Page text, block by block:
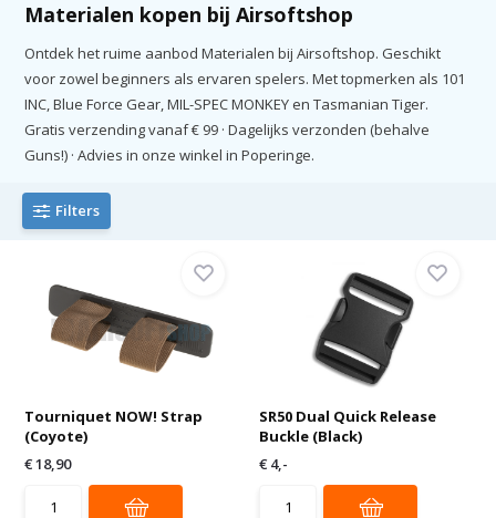
Materialen kopen bij Airsoftshop
Ontdek het ruime aanbod Materialen bij Airsoftshop. Geschikt
voor zowel beginners als ervaren spelers. Met topmerken als 101
INC, Blue Force Gear, MIL-SPEC MONKEY en Tasmanian Tiger.
Gratis verzending vanaf € 99 · Dagelijks verzonden (behalve
Guns!) · Advies in onze winkel in Poperinge.
Filters
Tourniquet NOW! Strap
(Coyote)
€ 18,90
SR50 Dual Quick Release
Buckle (Black)
€ 4,-